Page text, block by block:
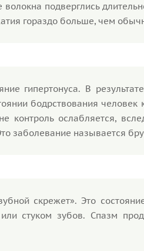
подверглись
гораздо больше, чем
гипертонуса. В
бодрствования человек
ослабляется,
заболевание называется
скрежет». Это
стуком зубов. Спазм